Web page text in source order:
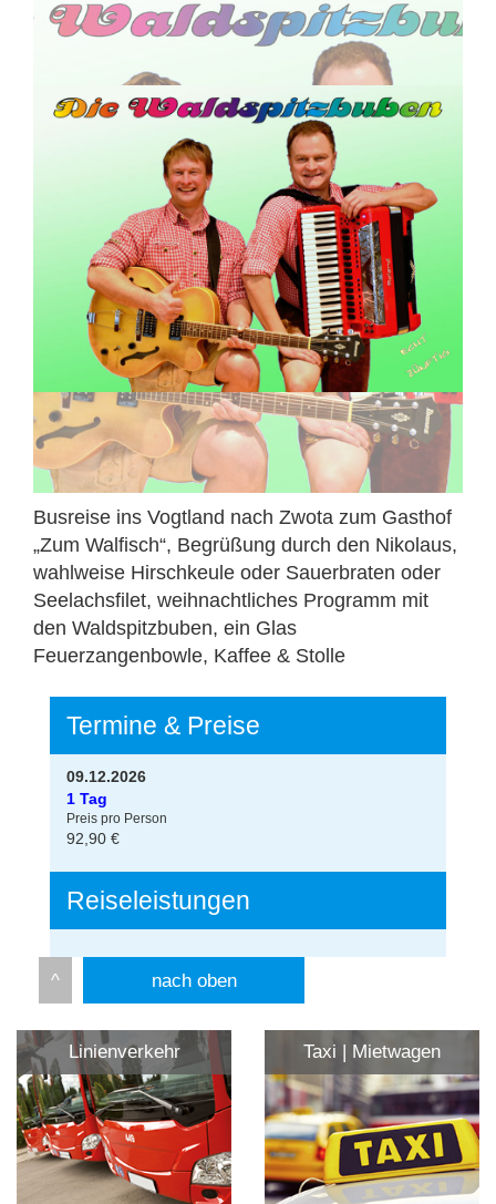
Reise anfragen
Busreise ins Vogtland nach Zwota zum Gasthof
„Zum Walfisch“, Begrüßung durch den Nikolaus,
wahlweise Hirschkeule oder Sauerbraten oder
Seelachsfilet, weihnachtliches Programm mit
den Waldspitzbuben, ein Glas
Feuerzangenbowle, Kaffee & Stolle
Termine & Preise
09.12.2026
1 Tag
Preis pro Person
92,90 €
Reiseleistungen
nach oben
Linienverkehr Taxi | Mietwagen